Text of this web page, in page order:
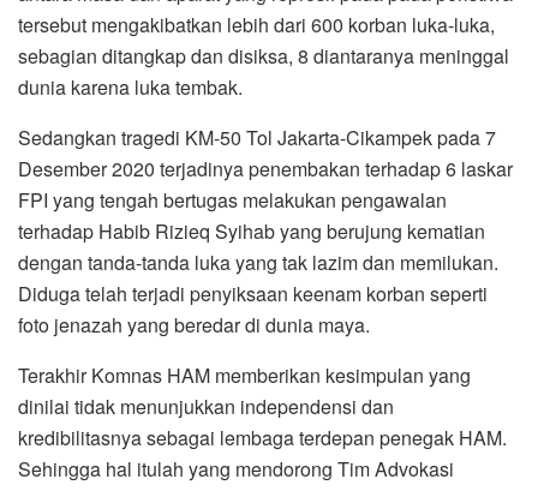
tersebut mengakibatkan lebih dari 600 korban luka-luka,
sebagian ditangkap dan disiksa, 8 diantaranya meninggal
dunia karena luka tembak.
Sedangkan tragedi KM-50 Tol Jakarta-Cikampek pada 7
Desember 2020 terjadinya penembakan terhadap 6 laskar
FPI yang tengah bertugas melakukan pengawalan
terhadap Habib Rizieq Syihab yang berujung kematian
dengan tanda-tanda luka yang tak lazim dan memilukan.
Diduga telah terjadi penyiksaan keenam korban seperti
foto jenazah yang beredar di dunia maya.
Terakhir Komnas HAM memberikan kesimpulan yang
dinilai tidak menunjukkan independensi dan
kredibilitasnya sebagai lembaga terdepan penegak HAM.
Sehingga hal itulah yang mendorong Tim Advokasi